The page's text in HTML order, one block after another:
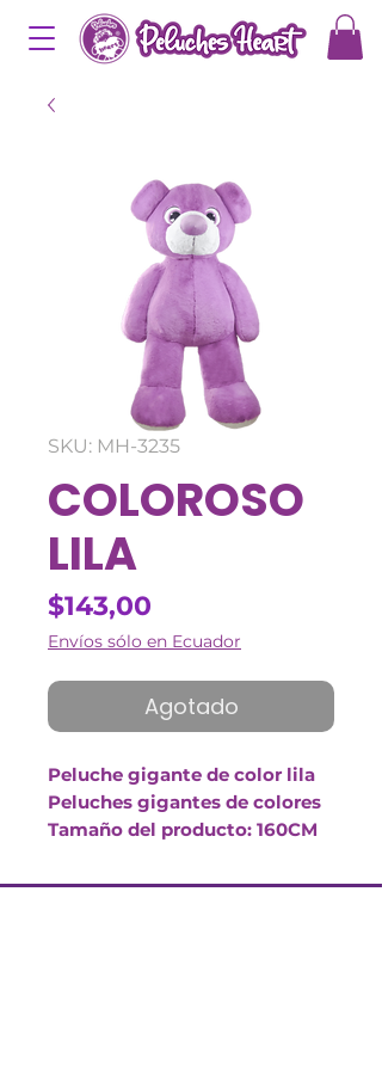
SKU: MH-3235
COLOROSO
LILA
$143,00
Envíos sólo en Ecuador
Agotado
Peluche gigante de color lila
Peluches gigantes de colores
Tamaño del producto: 160CM